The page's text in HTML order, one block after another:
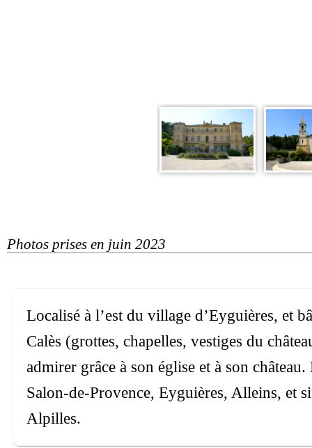
Photos prises en juin 2023
Localisé à l’est du village d’Eyguières, et
Calès (grottes, chapelles, vestiges du
admirer grâce à son église et à son
Salon-de-Provence, Eyguières, Alleins, et
Alpilles.